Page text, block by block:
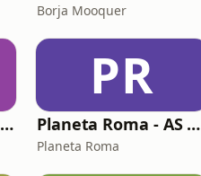
Borja Mooquer
It´s Time to Think - ¿Nos paramos a pensar?
PR
Planeta Roma - AS Roma Podcast en Español
Planeta Roma